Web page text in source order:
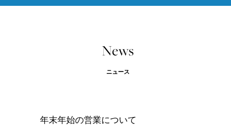
News
ニュース
年末年始の営業について